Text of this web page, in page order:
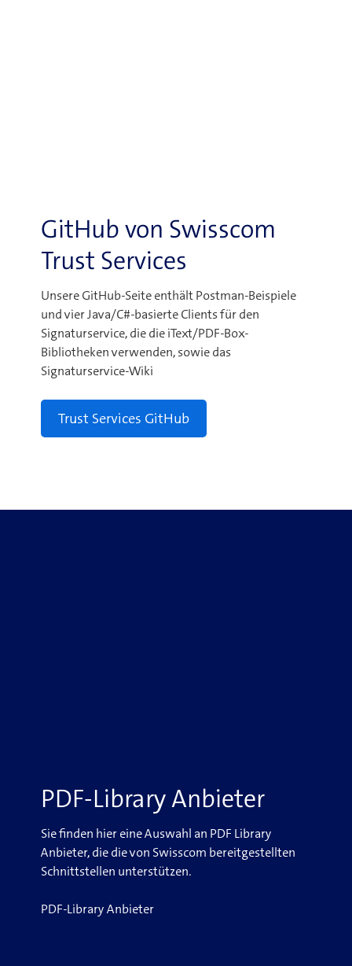
GitHub von Swisscom
Trust Services
Unsere GitHub-Seite enthältPostman-Beispiele
und vier Java/C#-basierte Clients für den
Signaturservice, die die iText/PDF-Box-
Bibliotheken verwenden, sowie das
Signaturservice-Wiki
Trust Services GitHub
PDF-Library Anbieter
Sie finden hier eine Auswahl an PDF Library
Anbieter, die die von Swisscom bereitgestellten
Schnittstellen unterstützen.
PDF-Library Anbieter